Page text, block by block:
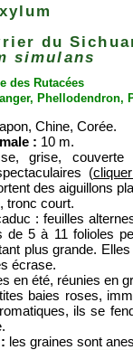
du
simulans
des Rutacées
, Phellodendron,
Chine, Corée.
: 10 m.
grise,
(
des aiguillons
tronc court.
: feuilles
de 5 à 11 folioles
plus grande.
écrase.
en été, réunies en
baies roses,
ils se
les graines sont